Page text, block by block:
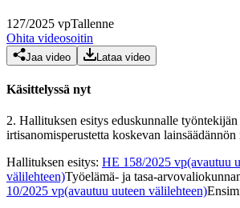
127/2025 vpTallenne
Ohita videosoitin
Jaa video Lataa video
Käsittelyssä nyt
2. Hallituksen esitys eduskunnalle
irtisanomisperustetta koskevan
Hallituksen esitys: HE 158/2025 vp(avautuu
välilehteen)Työelämä- ja tasa-
10/2025 vp(avautuu uuteen välilehteen)